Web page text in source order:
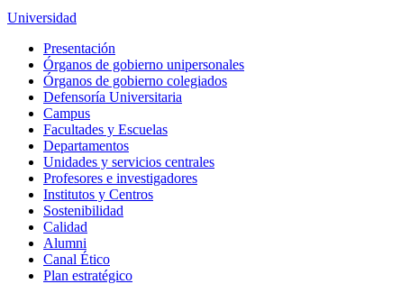
Universidad
Presentación
Órganos de gobierno unipersonales
Órganos de gobierno colegiados
Defensoría Universitaria
Campus
Facultades y Escuelas
Departamentos
Unidades y servicios centrales
Profesores e investigadores
Institutos y Centros
Sostenibilidad
Calidad
Alumni
Canal Ético
Plan estratégico